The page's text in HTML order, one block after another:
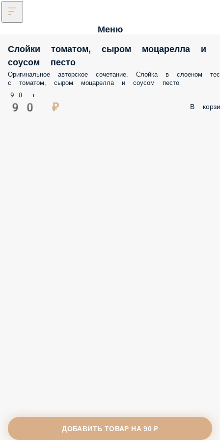
Меню
Слойки томатом, сыром моцарелла
соусом песто
Оригинальное авторское сочетание. Слойка в слоеном тесте с
томатом, сыром моцарелла и соусом песто
90 г.
90 ₽ В
ДОБАВИТЬ ТОВАР НА90 ₽